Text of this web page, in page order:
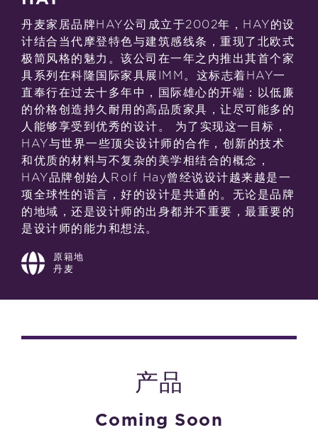
丹麦家居品牌HAY公司成立于2002年，HAY的设
计结合当代摩登特色与建筑感线条，重现了北欧式
极简风格的魅力。该公司在一年之内推出其首个家
具系列在科隆国际家具展IMM。这标志着HAY一
直奉行在过去十多年中，国际雄心的开端：以低廉
的价格创造持久耐用的高品质家具，让尽可能多的
人能够享受到优秀的设计。 为了实现这一目标，
HAY与世界一些顶尖设计师的合作，创新的技术
和优质的材料与不复杂的美学相结合的概念，
HAY品牌创始人Rolf Hay曾经说设计越来越是一
项全球性的语言，好的设计是共通的。无论是品牌
的地域，还是设计师的出身都并不重要，最重要的
是设计师的能力和想法。
原籍地
丹麦
产品
Coming Soon